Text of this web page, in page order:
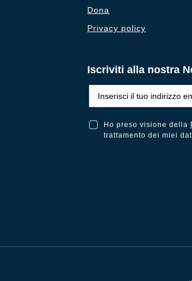
Dona
Privacy policy
Iscriviti alla nostra
Ho preso visione della
trattamento dei miei